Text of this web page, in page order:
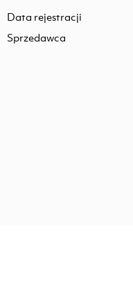
Data rejestracji
Sprzedawca